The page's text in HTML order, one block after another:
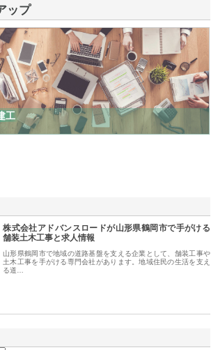
ップ
工
株式会社アドバンスロードが山形県鶴岡市で手がける
舗装土木工事と求人情報
山形県鶴岡市で地域の道路基盤を支える企業として、舗装工事や
土木工事を手がける専門会社があります。地域住民の生活を支え
る道…